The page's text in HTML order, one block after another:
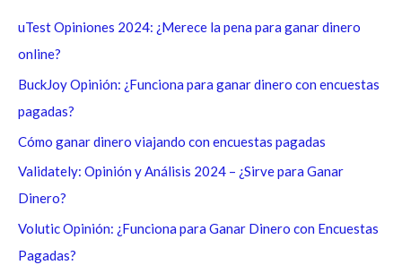
a
r
p
uTest Opiniones 2024: ¿Merece la pena para ganar dinero
online?
BuckJoy Opinión: ¿Funciona para ganar dinero con encuestas
pagadas?
Cómo ganar dinero viajando con encuestas pagadas
Validately: Opinión y Análisis 2024 – ¿Sirve para Ganar
Dinero?
Volutic Opinión: ¿Funciona para Ganar Dinero con Encuestas
Pagadas?